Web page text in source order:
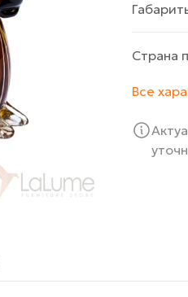
Страна
Все